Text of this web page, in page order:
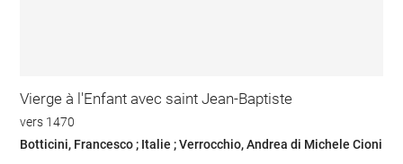
Vierge à l'Enfant avec saint Jean-Baptiste
vers 1470
Botticini, Francesco ; Italie ; Verrocchio, Andrea di Michele Cioni